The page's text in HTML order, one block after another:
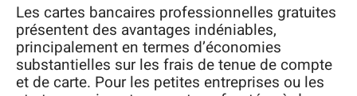
Les cartes bancaires professionnelles gratuites
présentent des avantages indéniables,
principalement en termes d’économies
substantielles sur les frais de tenue de compte
et de carte. Pour les petites entreprises ou les